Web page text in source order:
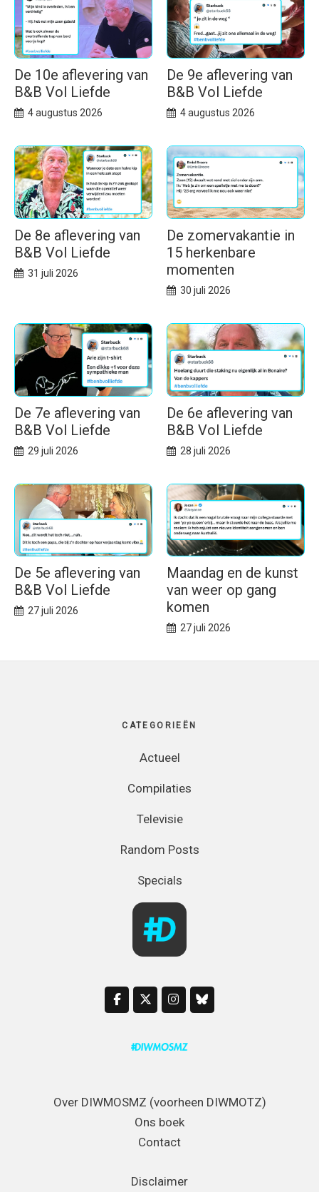
De 10e aflevering van
B&B Vol Liefde
4 augustus 2026
De 9e aflevering van
B&B Vol Liefde
4 augustus 2026
De 8e aflevering van
B&B Vol Liefde
31 juli 2026
De zomervakantie in
15 herkenbare
momenten
30 juli 2026
De 7e aflevering van
B&B Vol Liefde
29 juli 2026
De 6e aflevering van
B&B Vol Liefde
28 juli 2026
De 5e aflevering van
B&B Vol Liefde
27 juli 2026
Maandag en de kunst
van weer op gang
komen
27 juli 2026
CATEGORIEËN
Actueel
Compilaties
Televisie
Random Posts
Specials
Over DIWMOSMZ (voorheen DIWMOTZ)
Ons boek
Contact
Disclaimer